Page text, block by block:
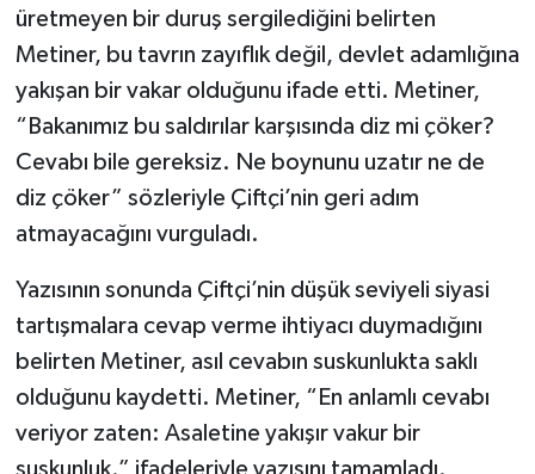
üretmeyen bir duruş sergilediğini belirten
Metiner, bu tavrın zayıflık değil, devlet adamlığına
yakışan bir vakar olduğunu ifade etti. Metiner,
“Bakanımız bu saldırılar karşısında diz mi çöker?
Cevabı bile gereksiz. Ne boynunu uzatır ne de
diz çöker” sözleriyle Çiftçi’nin geri adım
atmayacağını vurguladı.
Yazısının sonunda Çiftçi’nin düşük seviyeli siyasi
tartışmalara cevap verme ihtiyacı duymadığını
belirten Metiner, asıl cevabın suskunlukta saklı
olduğunu kaydetti. Metiner, “En anlamlı cevabı
veriyor zaten: Asaletine yakışır vakur bir